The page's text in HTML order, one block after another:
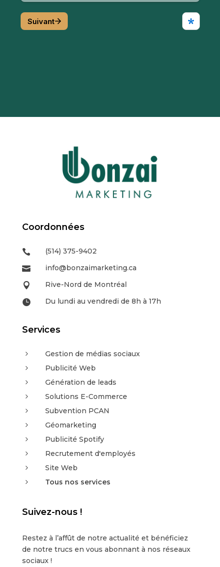
Coordonnées
 (514) 375-9402
 info@bonzaimarketing.ca
 Rive-Nord de Montréal
 Du lundi au vendredi de 8h à 17h
Services
5 Gestion de médias sociaux
5 Publicité Web
5 Génération de leads
5 Solutions E-Commerce
5 Subvention PCAN
5 Géomarketing
5 Publicité Spotify
5 Recrutement d'employés
5 Site Web
5 Tous nos services
Suivez-nous !
Restez à l’affût de notre actualité et bénéficiez
de notre trucs en vous abonnant à nos réseaux
sociaux !